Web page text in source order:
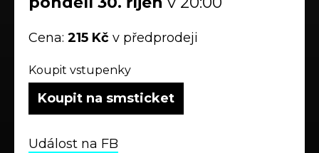
Cena: 215 Kč v předprodeji
Koupit vstupenky
Koupit na smsticket
Událost na FB